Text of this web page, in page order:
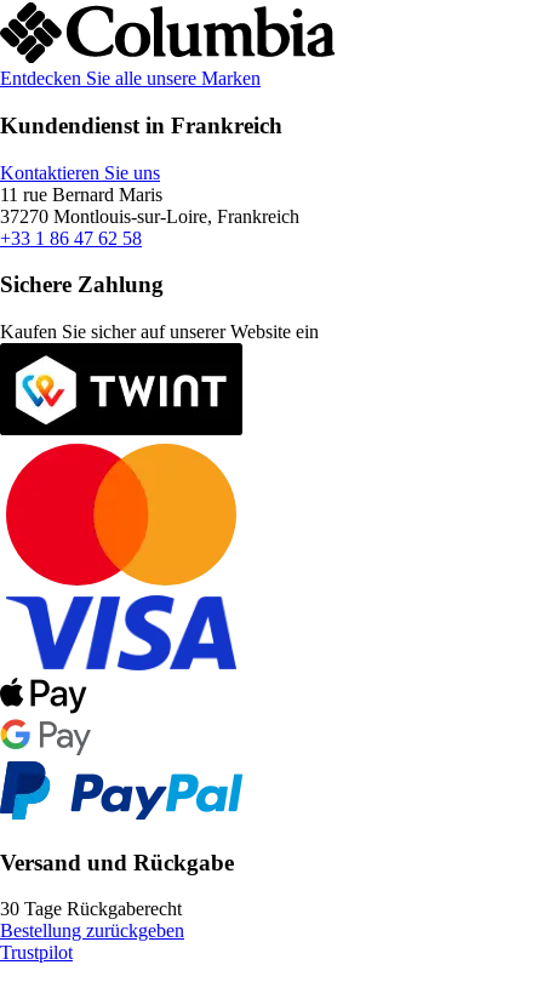
Entdecken Sie alle unsere Marken
Kundendienst in Frankreich
Kontaktieren Sie uns
11 rue Bernard Maris
37270 Montlouis-sur-Loire, Frankreich
+33 1 86 47 62 58
Sichere Zahlung
Kaufen Sie sicher auf unserer Website ein
Versand und Rückgabe
30 Tage Rückgaberecht
Bestellung zurückgeben
Trustpilot